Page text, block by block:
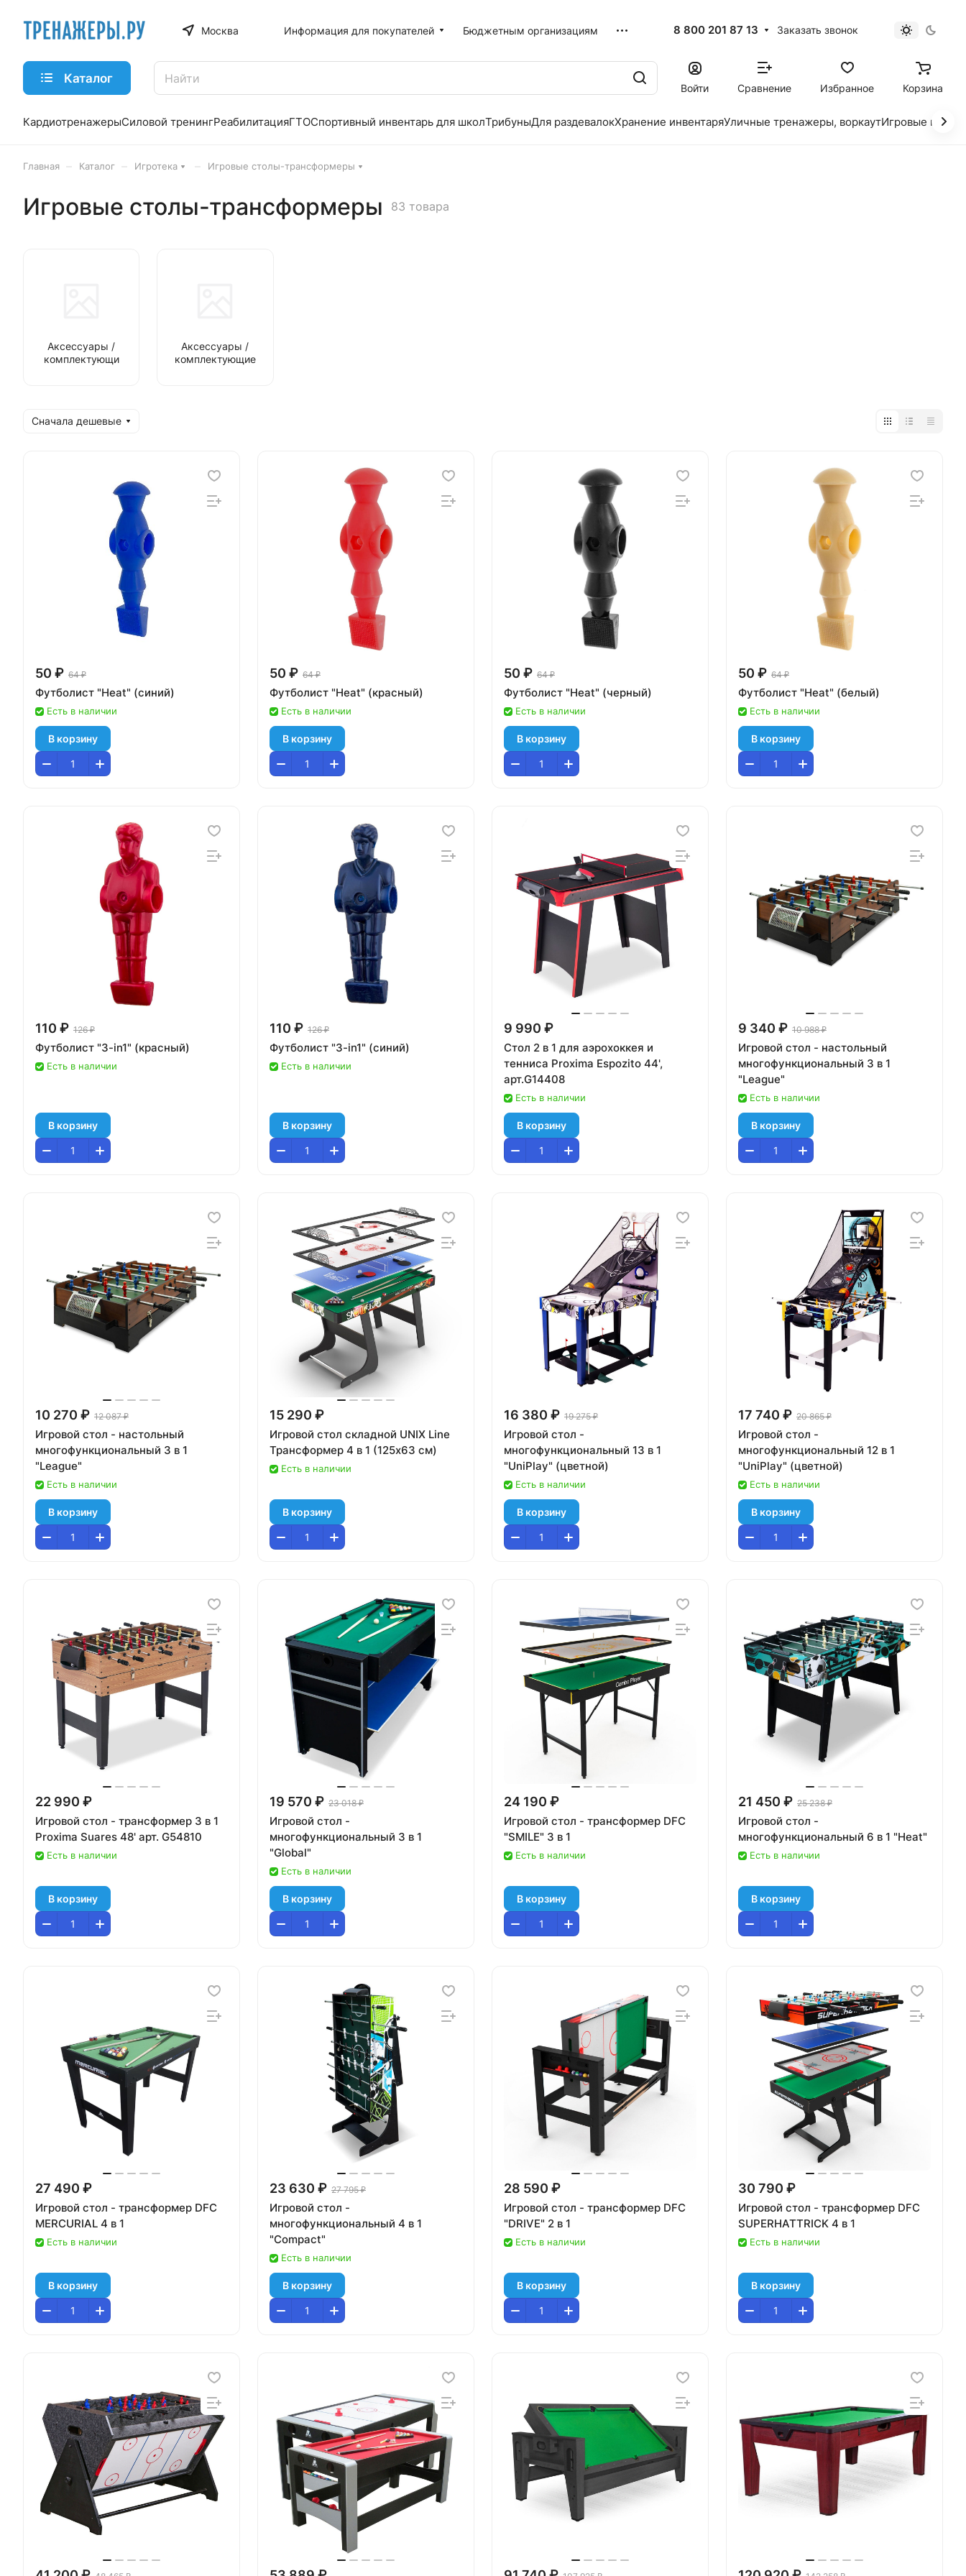
Москва Информация для покупателей Бюджетным организациям 8 800 201 87 13 Заказать звонок
Каталог
Войти Сравнение Избранное Корзина
КардиотренажерыСиловой тренингРеабилитацияГТОСпортивный инвентарь для школТрибуныДля раздевалокХранение инвентаряУличные тренажеры, воркаутИгровые
Главная Каталог Игротека Игровые столы-трансформеры
Игровые столы-трансформеры 83 товара
Аксессуары /
комплектующи
Аксессуары /
комплектующие
Сначала дешевые
50 ₽ 64 ₽
Футболист "Heat" (синий)
Есть в наличии
В корзину
50 ₽ 64 ₽
Футболист "Heat" (красный)
Есть в наличии
В корзину
50 ₽ 64 ₽
Футболист "Heat" (черный)
Есть в наличии
В корзину
50 ₽ 64 ₽
Футболист "Heat" (белый)
Есть в наличии
В корзину
110 ₽ 126 ₽
Футболист "3-in1" (красный)
Есть в наличии
В корзину
110 ₽ 126 ₽
Футболист "3-in1" (синий)
Есть в наличии
В корзину
9 990 ₽
Стол 2 в 1 для аэрохоккея и
тенниса Proxima Espozito 44',
арт.G14408
Есть в наличии
В корзину
9 340 ₽ 10 988 ₽
Игровой стол - настольный
многофункциональный 3 в 1
"League"
Есть в наличии
В корзину
10 270 ₽ 12 087 ₽
Игровой стол - настольный
многофункциональный 3 в 1
"League"
Есть в наличии
В корзину
15 290 ₽
Игровой стол складной UNIX Line
Трансформер 4 в 1 (125х63 cм)
Есть в наличии
В корзину
16 380 ₽ 19 275 ₽
Игровой стол -
многофункциональный 13 в 1
"UniPlay" (цветной)
Есть в наличии
В корзину
17 740 ₽ 20 865 ₽
Игровой стол -
многофункциональный 12 в 1
"UniPlay" (цветной)
Есть в наличии
В корзину
22 990 ₽
Игровой стол - трансформер 3 в 1
Proxima Suares 48' арт. G54810
Есть в наличии
В корзину
19 570 ₽ 23 018 ₽
Игровой стол -
многофункциональный 3 в 1
"Global"
Есть в наличии
В корзину
24 190 ₽
Игровой стол - трансформер DFC
"SMILE" 3 в 1
Есть в наличии
В корзину
21 450 ₽ 25 238 ₽
Игровой стол -
многофункциональный 6 в 1 "Heat"
Есть в наличии
В корзину
27 490 ₽
Игровой стол - трансформер DFC
MERCURIAL 4 в 1
Есть в наличии
В корзину
23 630 ₽ 27 795 ₽
Игровой стол -
многофункциональный 4 в 1
"Compact"
Есть в наличии
В корзину
28 590 ₽
Игровой стол - трансформер DFC
"DRIVE" 2 в 1
Есть в наличии
В корзину
30 790 ₽
Игровой стол - трансформер DFC
SUPERHATTRICK 4 в 1
Есть в наличии
В корзину